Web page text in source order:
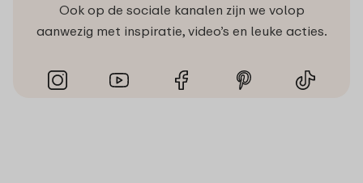
Ook op de sociale kanalen zijn we volop
aanwezig met inspiratie, video’s en leuke acties.